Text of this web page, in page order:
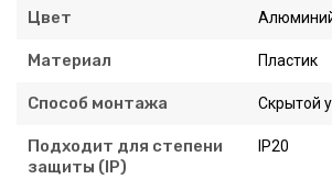
Цвет
Материал Пластик
Способ монтажа Скрытой
Подходит для степени
защиты (IP)
IP20